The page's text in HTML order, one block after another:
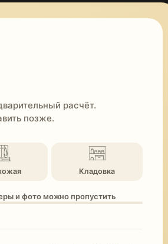
расчёт.
позже.
Кладовка
и фото можно пропустить